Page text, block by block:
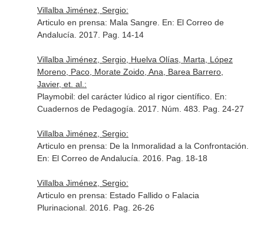
Villalba Jiménez, Sergio:
Articulo en prensa: Mala Sangre. En: El Correo de
Andalucía . 2017. Pag. 14-14
Villalba Jiménez, Sergio, Huelva Olías, Marta, López
Moreno, Paco, Morate Zoido, Ana, Barea Barrero,
Javier, et. al.:
Playmobil: del carácter lúdico al rigor científico. En:
Cuadernos de Pedagogía . 2017. Núm. 483. Pag. 24-27
Villalba Jiménez, Sergio:
Articulo en prensa: De la Inmoralidad a la Confrontación.
En: El Correo de Andalucía . 2016. Pag. 18-18
Villalba Jiménez, Sergio:
Articulo en prensa: Estado Fallido o Falacia
Plurinacional. 2016. Pag. 26-26